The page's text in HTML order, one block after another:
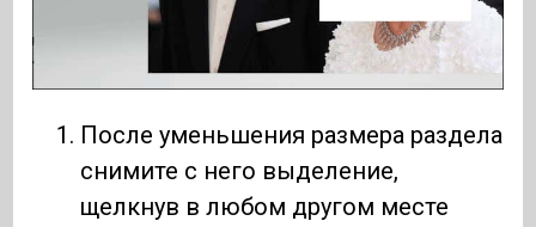
После уменьшения размера раздела
снимите с него выделение,
щелкнув в любом другом месте